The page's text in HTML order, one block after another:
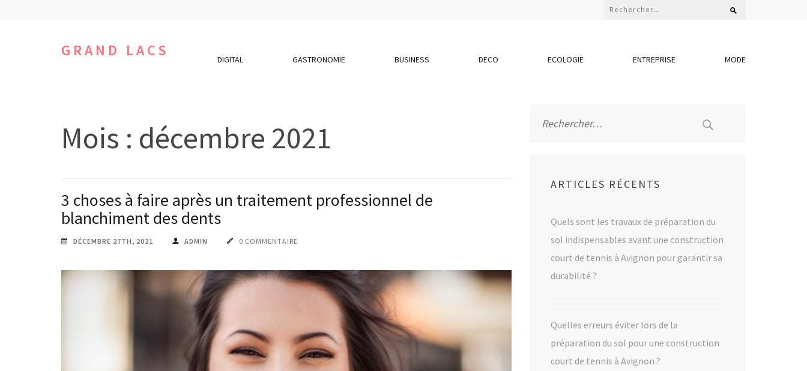
Rechercher :
GRAND LACS DIGITAL GASTRONOMIE BUSINESS DECO ECOLOGIE ENTREPRISE MODE
Mois : décembre 2021
3 choses à faire après un traitement professionnel de
blanchiment des dents
DÉCEMBRE 27TH, 2021 ADMIN 0 COMMENTAIRE
ARTICLES RÉCENTS
Quels sont les travaux de préparation du
sol indispensables avant une construction
court de tennis à Avignon pour garantir sa
durabilité ?
Quelles erreurs éviter lors de la
préparation du sol pour une construction
court de tennis à Avignon ?